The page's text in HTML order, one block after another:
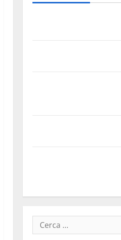
Ricerca
per: